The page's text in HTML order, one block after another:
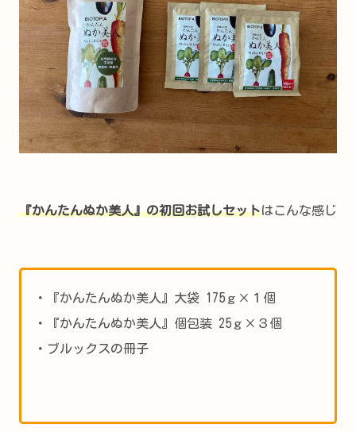
『かんたんぬか美人』の初回お試しセットはこんな感じ
・『かんたんぬか美人』大袋 175ｇ×１個
・『かんたんぬか美人』個包装 25ｇ×３個
・ブルックスの冊子